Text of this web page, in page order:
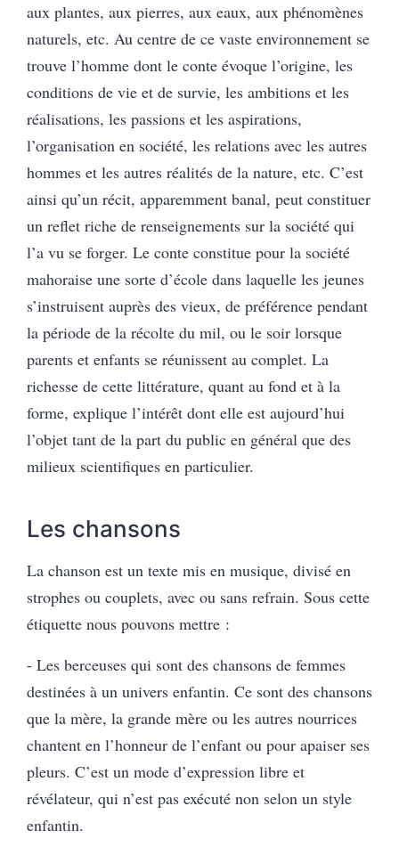
aux plantes, aux pierres, aux eaux, aux phénomènes
naturels, etc. Au centre de ce vaste environnement se
trouve l’homme dont le conte évoque l’origine, les
conditions de vie et de survie, les ambitions et les
réalisations, les passions et les aspirations,
l’organisation en société, les relations avec les autres
hommes et les autres réalités de la nature, etc. C’est
ainsi qu’un récit, apparemment banal, peut constituer
un reflet riche de renseignements sur la société qui
l’a vu se forger. Le conte constitue pour la société
mahoraise une sorte d’école dans laquelle les jeunes
s’instruisent auprès des vieux, de préférence pendant
la période de la récolte du mil, ou le soir lorsque
parents et enfants se réunissent au complet. La
richesse de cette littérature, quant au fond et à la
forme, explique l’intérêt dont elle est aujourd’hui
l’objet tant de la part du public en général que des
milieux scientifiques en particulier.
Les chansons
La chanson est un texte mis en musique, divisé en
strophes ou couplets, avec ou sans refrain. Sous cette
étiquette nous pouvons mettre :
- Les berceuses qui sont des chansons de femmes
destinées à un univers enfantin. Ce sont des chansons
que la mère, la grande mère ou les autres nourrices
chantent en l’honneur de l’enfant ou pour apaiser ses
pleurs. C’est un mode d’expression libre et
révélateur, qui n’est pas exécuté non selon un style
enfantin.